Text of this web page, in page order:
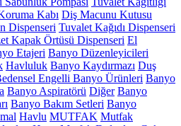
Kabı Diş Macunu Kutusu
Dispenseri Tuvalet Kağıdı Dispenseri
Kapak Örtüsü Dispenseri El
Etajeri Banyo Düzenleyicileri
Havluluk Banyo Kaydırmazı Duş
Engelli Banyo Ürünleri Banyo
Banyo Aspiratörü Diğer Banyo
Banyo Bakım Setleri Banyo
Havlu MUTFAK Mutfak